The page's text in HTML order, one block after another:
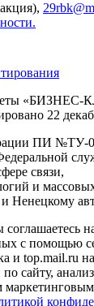
«БИЗНЕС-
22
ПИ №ТУ-
связи,
и
и Ненецкому
с помощью
и top.mail.ru
сайту,